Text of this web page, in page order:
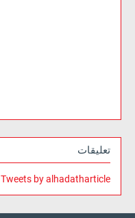
تعليقات
Tweets by alhadatharticle